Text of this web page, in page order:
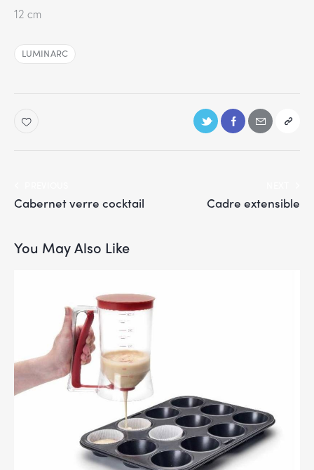
12 cm
LUMINARC
Cabernet verre cocktail Cadre extensible
You May Also Like